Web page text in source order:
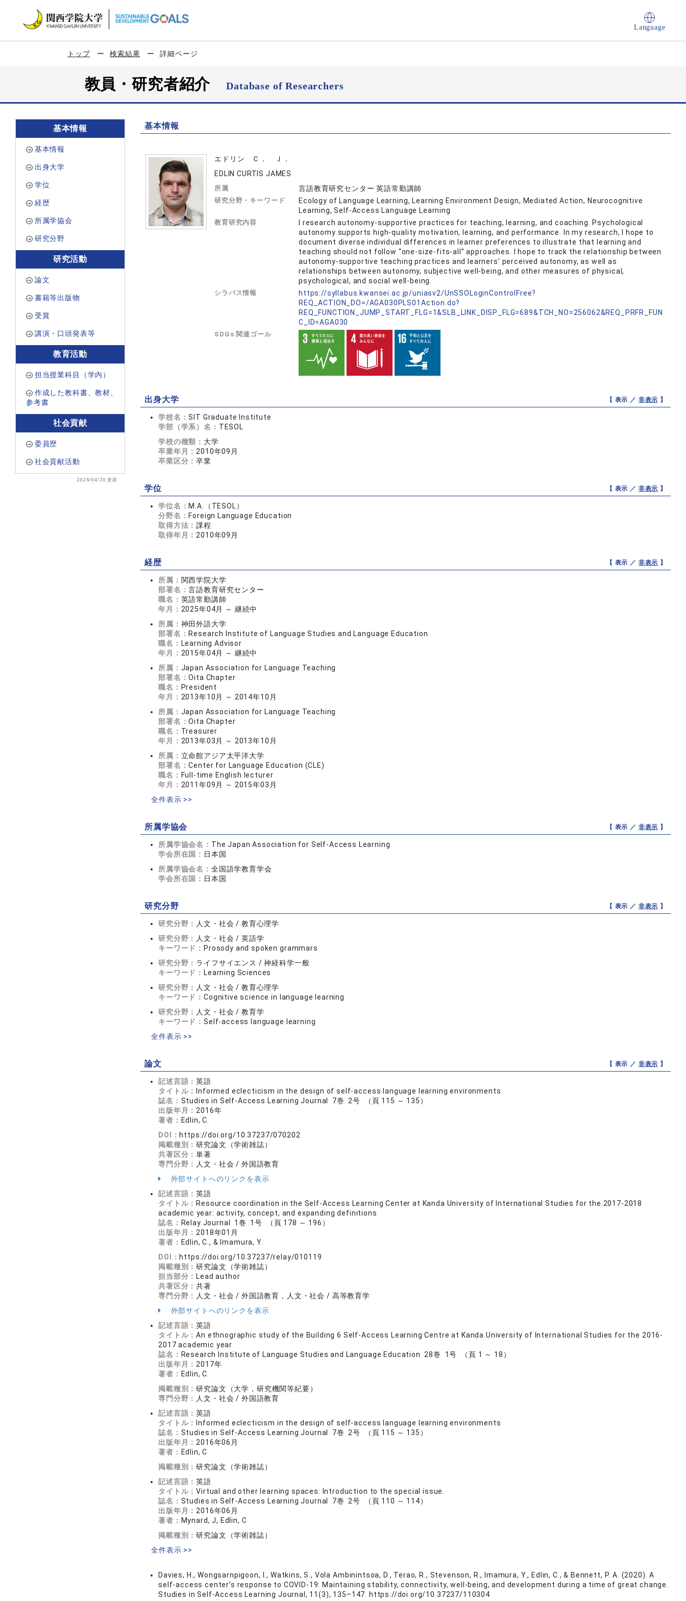
Language
トップ 検索結果 詳細ページ
教員・研究者紹介Database of Researchers
基本情報
基本情報
出身大学
学位
経歴
所属学協会
研究分野
研究活動
論文
書籍等出版物
受賞
講演・口頭発表等
教育活動
担当授業科目（学内）
作成した教科書、教材、
参考書
社会貢献
委員歴
社会貢献活動
2026/04/20 更新
基本情報
エドリン Ｃ． Ｊ．
EDLIN CURTIS JAMES
所属 言語教育研究センター 英語常勤講師
研究分野・キーワード
Ecology of Language Learning, Learning Environment Design, Mediated Action, Neurocognitive
Learning, Self-Access Language Learning
教育研究内容
I research autonomy-supportive practices for teaching, learning, and coaching. Psychological
autonomy supports high-quality motivation, learning, and performance. In my research, I hope to
document diverse individual differences in learner preferences to illustrate that learning and
teaching should not follow “one-size-fits-all” approaches. I hope to track the relationship between
autonomy-supportive teaching practices and learners’ perceived autonomy, as well as
relationships between autonomy, subjective well-being, and other measures of physical,
psychological, and social well-being.
シラバス情報
https://syllabus.kwansei.ac.jp/uniasv2/UnSSOLoginControlFree?
REQ_ACTION_DO=/AGA030PLS01Action.do?
REQ_FUNCTION_JUMP_START_FLG=1&SLB_LINK_DISP_FLG=689&TCH_NO=256062&REQ_PRFR_FUN
C_ID=AGA030
SDGs 関連ゴール
出身大学 【 表示 ／ 非表示 】
学校名：SIT Graduate Institute
学部（学系）名： TESOL
学校の種類： 大学
卒業年月： 2010年09月
卒業区分：卒業
学位 【 表示 ／ 非表示 】
学位名： M.A.（TESOL）
分野名： Foreign Language Education
取得方法：課程
取得年月： 2010年09月
経歴 【 表示 ／ 非表示 】
所属： 関西学院大学
部署名：言語教育研究センター
職名： 英語常勤講師
年月： 2025年04月 ～ 継続中
所属： 神田外語大学
部署名： Research Institute of Language Studies and Language Education
職名： Learning Advisor
年月： 2015年04月 ～ 継続中
所属： Japan Association for Language Teaching
部署名：Oita Chapter
職名： President
年月： 2013年10月 ～ 2014年10月
所属： Japan Association for Language Teaching
部署名：Oita Chapter
職名： Treasurer
年月： 2013年03月 ～ 2013年10月
所属： 立命館アジア太平洋大学
部署名：Center for Language Education (CLE)
職名： Full-time English lecturer
年月： 2011年09月 ～ 2015年03月
全件表示 >>
所属学協会 【 表示 ／ 非表示 】
所属学協会名： The Japan Association for Self-Access Learning
学会所在国： 日本国
所属学協会名： 全国語学教育学会
学会所在国： 日本国
研究分野 【 表示 ／ 非表示 】
研究分野： 人文・社会 / 教育心理学
研究分野： 人文・社会 / 英語学
キーワード： Prosody and spoken grammars
研究分野： ライフサイエンス / 神経科学一般
キーワード： Learning Sciences
研究分野： 人文・社会 / 教育心理学
キーワード：Cognitive science in language learning
研究分野： 人文・社会 / 教育学
キーワード：Self-access language learning
全件表示 >>
論文 【 表示 ／ 非表示 】
記述言語：英語
タイトル：
Informed eclecticism in the design of self-access language learning environments
誌名： Studies in Self-Access Learning Journal 7巻 2号 （頁 115 ～ 135）
出版年月： 2016年
著者： Edlin, C.
DOI： https://doi.org/10.37237/070202
掲載種別：研究論文（学術雑誌）
共著区分：単著
専門分野： 人文・社会 / 外国語教育
外部サイトへのリンクを表示
記述言語：英語
タイトル： Resource coordination in the Self-Access Learning Center at Kanda University of International Studies for the 2017-2018
academic year: activity, concept, and expanding definitions
誌名： Relay Journal 1巻 1号 （頁 178 ～ 196）
出版年月： 2018年01月
著者： Edlin, C., & Imamura, Y.
DOI： https://doi.org/10.37237/relay/010119
掲載種別：研究論文（学術雑誌）
担当部分： Lead author
共著区分：共著
専門分野： 人文・社会 / 外国語教育，人文・社会 / 高等教育学
外部サイトへのリンクを表示
記述言語：英語
タイトル：An ethnographic study of the Building 6 Self-Access Learning Centre at Kanda University of International Studies for the 2016-
2017 academic year
誌名： Research Institute of Language Studies and Language Education 28巻 1号 （頁 1 ～ 18）
出版年月： 2017年
著者： Edlin, C.
掲載種別：研究論文（大学，研究機関等紀要）
専門分野： 人文・社会 / 外国語教育
記述言語：英語
タイトル：
Informed eclecticism in the design of self-access language learning environments
誌名： Studies in Self-Access Learning Journal 7巻 2号 （頁 115 ～ 135）
出版年月： 2016年06月
著者： Edlin, C
掲載種別：研究論文（学術雑誌）
記述言語：英語
タイトル：Virtual and other learning spaces: Introduction to the special issue.
誌名： Studies in Self-Access Learning Journal 7巻 2号 （頁 110 ～ 114）
出版年月： 2016年06月
著者： Mynard, J, Edlin, C
掲載種別：研究論文（学術雑誌）
全件表示 >>
Davies, H., Wongsarnpigoon, I., Watkins, S., Vola Ambinintsoa, D., Terao, R., Stevenson, R., Imamura, Y., Edlin, C., & Bennett, P. A. (2020). A
self-access center’s response to COVID-19: Maintaining stability, connectivity, well-being, and development during a time of great change.
Studies in Self-Access Learning Journal, 11(3), 135–147. https://doi.org/10.37237/110304